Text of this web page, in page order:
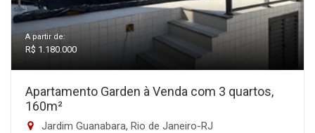
A partir de:
R$ 1.180.000
Apartamento Garden à Venda com 3 quartos,
160m²
Jardim Guanabara, Rio de Janeiro-RJ